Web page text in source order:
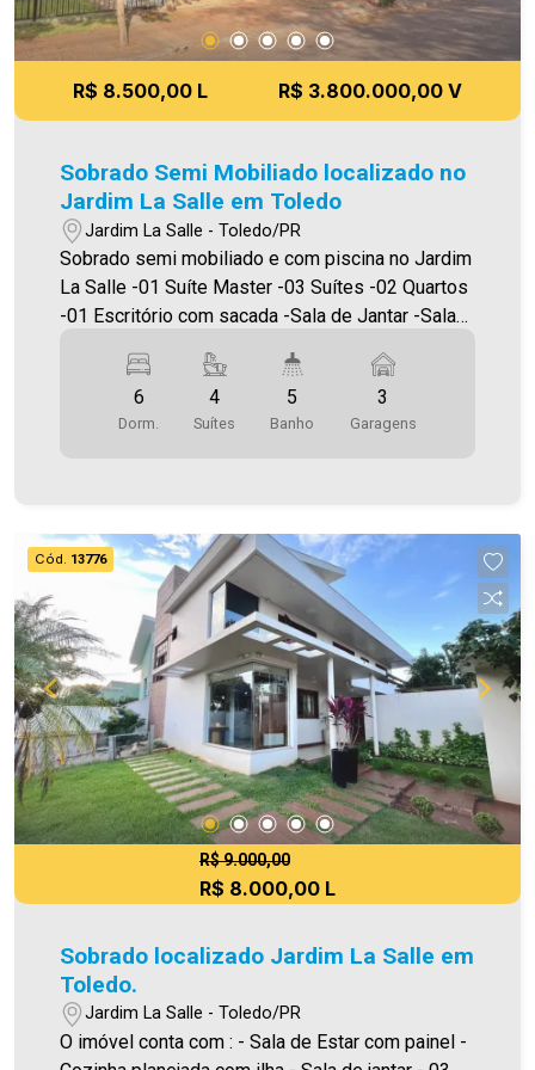
meramente ilustrativas.
R$ 8.500,00 L R$ 3.800.000,00 V
Sobrado Semi Mobiliado localizado no
Jardim La Salle em Toledo
Jardim La Salle - Toledo/PR
Sobrado semi mobiliado e com piscina no Jardim
La Salle -01 Suíte Master -03 Suítes -02 Quartos
-01 Escritório com sacada -Sala de Jantar -Sala
churrasqueira -Área de serviço -Lavabo -
Lavanderia -Piscina -03 Vagas de garagem -
Aquecimento Solar -03 Ar Condicionado -Ampla
cobrado FCI (Fundo de Conservação do Imóvel),
equivalente a 6% do valor do aluguel. Para mais
detalhes sobre o FCI, acesse o menu LOCAÇÃO
em nosso site. A Imobiliária Ativa possui hoje
uma das maiores carteiras de imóveis
administrados da cidade, atuando com excelência
tanto na locação quanto na venda. Aproveite essa
oportunidade, agende uma visita! Imobiliária Ativa
| Sinta-se em casa! - As informações aqui
prestadas são verdadeiras, todavia, reservamo-
nos o direito de corrigir qualquer erro de
digitação e/ou ortografia, bem como alteração
dos preços e imagens. Fotos meramente
6
Dorm.
4
Suítes
5
Banho
3
Garagens
Cód. 13776
R$ 9.000,00
R$ 8.000,00 L
Sobrado localizado Jardim La Salle em
Toledo.
Jardim La Salle - Toledo/PR
O imóvel conta com : - Sala de Estar com painel -